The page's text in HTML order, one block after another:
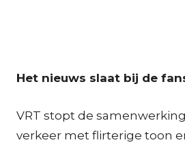
Het nieuws slaat bij de
VRT stopt de
verkeer met flirterige toon